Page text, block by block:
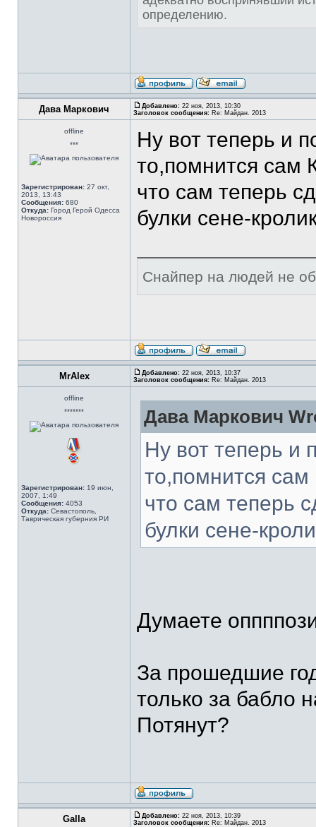
определению.
Дава Маркович Добавлено: 22 ноя, 2013, 10:30
Заголовок сообщения: Re: Майдан. 2013
offline
***
Зарегистрирован: 27 окт,
2013, 13:43
Сообщения: 680
Откуда: Город Герой Одесса
Новороссия
Ну вот теперь и
то,помнится сам
что сам теперь
булки сене-
Снайпер на людей не
MrAlex Добавлено: 22 ноя, 2013, 10:37
Заголовок сообщения: Re: Майдан. 2013
offline
*******
Зарегистрирован: 19 июн,
2007, 1:49
Сообщения: 4053
Откуда: Севастополь,
Таврическая губерния РИ
Дава Маркович
Ну вот теперь и
то,помнится сам
что сам теперь
булки сене-
Думаете
За прошедшие
только за бабло
Потянут?
Galla Добавлено: 22 ноя, 2013, 10:39
Заголовок сообщения: Re: Майдан. 2013